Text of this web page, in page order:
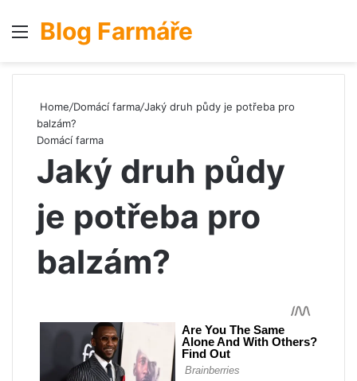
Menu
Blog Farmáře
Home/Domácí farma/Jaký druh půdy je potřeba pro
balzám?
Domácí farma
Jaký druh půdy
je potřeba pro
balzám?